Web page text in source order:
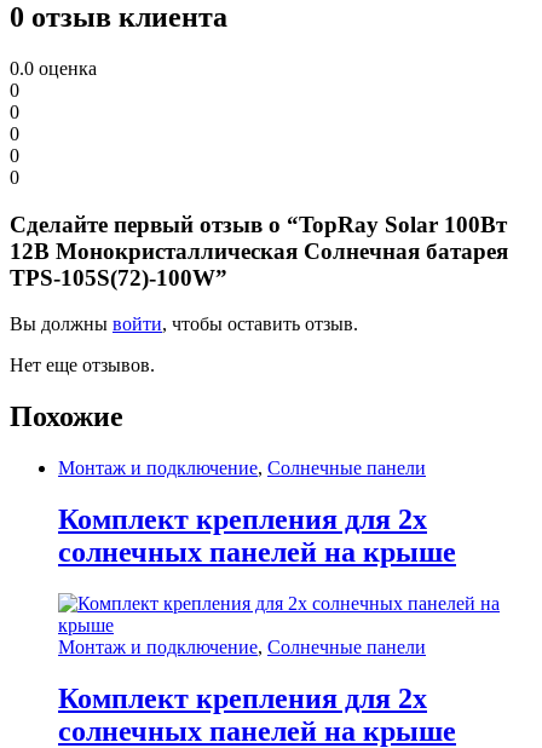
0 отзыв клиента
0.0 оценка
0
0
0
0
0
Сделайте первый отзыв о “TopRay Solar 100Вт
12В Монокристаллическая Солнечная батарея
TPS-105S(72)-100W”
Вы должны войти, чтобы оставить отзыв.
Нет еще отзывов.
Похожие
Монтаж и подключение, Солнечные панели
Комплект крепления для 2х
солнечных панелей на крыше
Монтаж и подключение, Солнечные панели
Комплект крепления для 2х
солнечных панелей на крыше